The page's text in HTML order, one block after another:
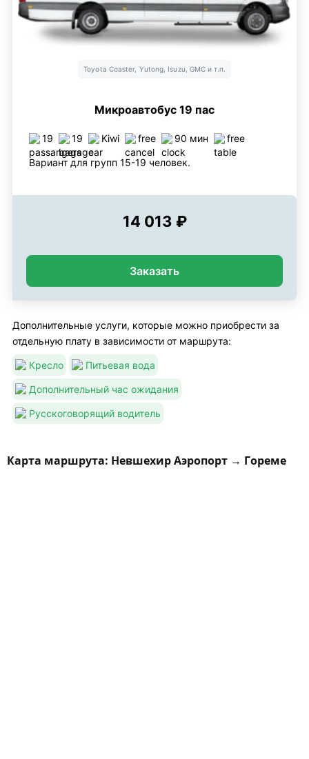
Toyota Coaster, Yutong, Isuzu, GMC и т.п.
Микроавтобус 19 пас
19 19 Kiwi free 90 мин free
Вариант для групп 15-19 человек.
14 013 ₽
Заказать
Дополнительные услуги, которые можно приобрести за
отдельную плату в зависимости от маршрута:
Кресло Питьевая вода
Дополнительный час ожидания
Русскоговорящий водитель
Карта маршрута: Невшехир Аэропорт → Гореме